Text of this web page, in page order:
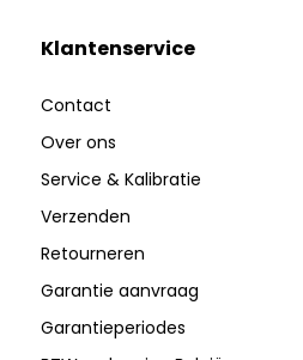
Klantenservice
Contact
Over ons
Service & Kalibratie
Verzenden
Retourneren
Garantie aanvraag
Garantieperiodes